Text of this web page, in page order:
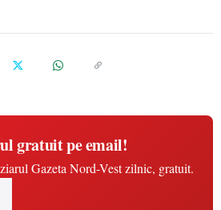
gratuit pe email!
Gazeta Nord-Vest zilnic, gratuit.